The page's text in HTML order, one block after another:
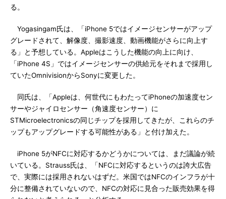
る。
Yogasingam氏は、「iPhone 5ではイメージセンサーがアップ
グレードされて、解像度、撮影速度、動画機能がさらに向上す
る」と予想している。Appleはこうした機能の向上に向け、
「iPhone 4S」ではイメージセンサーの供給元をそれまで採用し
ていたOmnivisionからSonyに変更した。
同氏は、「Appleは、何世代にもわたってiPhoneの加速度セン
サーやジャイロセンサー（角速度センサー）に
STMicroelectronicsの同じチップを採用してきたが、これらのチ
ップもアップグレードする可能性がある」と付け加えた。
iPhone 5がNFCに対応するかどうかについては、まだ議論が続
いている。Strauss氏は、「NFCに対応するというのは誇大広告
で、実際には採用されないはずだ。米国ではNFCのインフラが十
分に整備されていないので、NFCの対応に見合った販売効果を得